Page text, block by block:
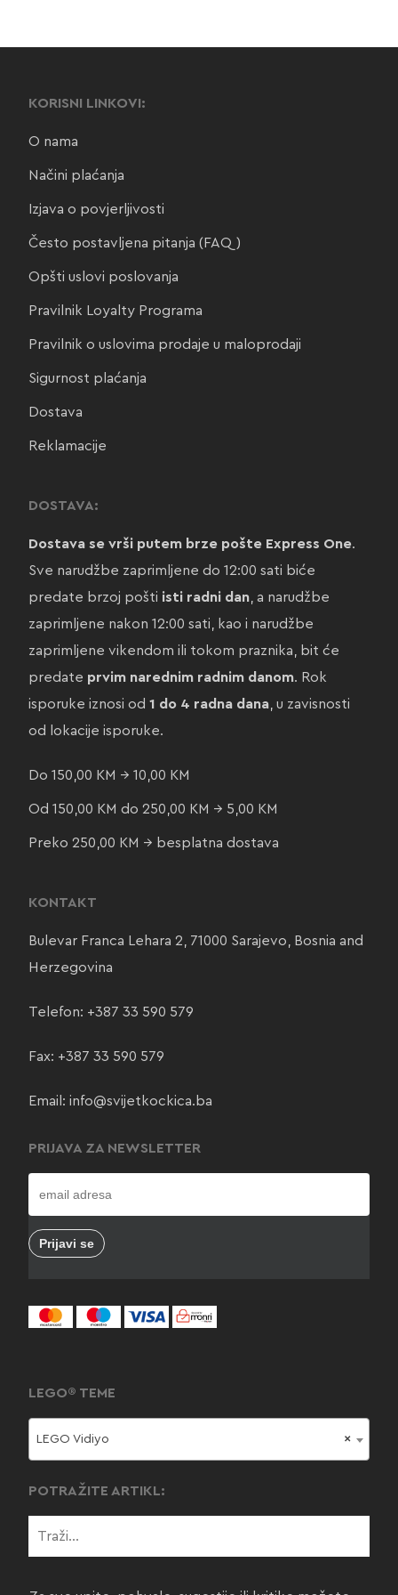
KORISNI LINKOVI:
O nama
Načini plaćanja
Izjava o povjerljivosti
Često postavljena pitanja (FAQ)
Opšti uslovi poslovanja
Pravilnik Loyalty Programa
Pravilnik o uslovima prodaje u maloprodaji
Sigurnost plaćanja
Dostava
Reklamacije
DOSTAVA:
Dostava se vrši putem brze pošte Express One.
Sve narudžbe zaprimljene do 12:00 sati biće
predate brzoj pošti isti radni dan, a narudžbe
zaprimljene nakon 12:00 sati, kao i narudžbe
zaprimljene vikendom ili tokom praznika, bit će
predate prvim narednim radnim danom. Rok
isporuke iznosi od 1 do 4 radna dana, u zavisnosti
od lokacije isporuke.
Do 150,00 KM → 10,00 KM
Od 150,00 KM do 250,00 KM → 5,00 KM
Preko 250,00 KM → besplatna dostava
KONTAKT
Bulevar Franca Lehara 2, 71000 Sarajevo, Bosnia and
Herzegovina
Telefon: +387 33 590 579
Fax: +387 33 590 579
Email: info@svijetkockica.ba
PRIJAVA ZA NEWSLETTER
LEGO® TEME
×
LEGO Vidiyo
POTRAŽITE ARTIKL: